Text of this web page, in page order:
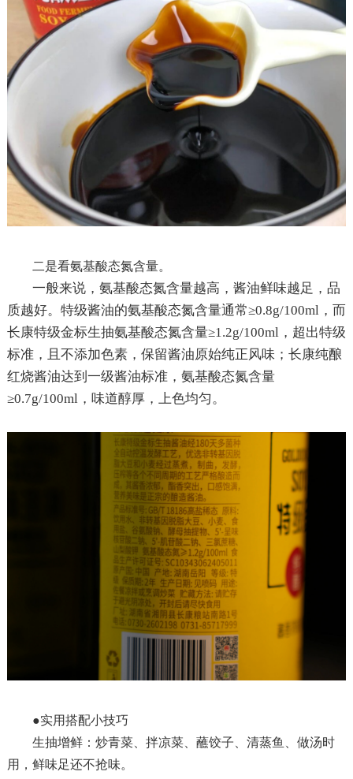
二是看氨基酸态氮含量。
一般来说，氨基酸态氮含量越高，酱油鲜味越足，品
质越好。特级酱油的氨基酸态氮含量通常≥0.8g/100ml，而
长康特级金标生抽氨基酸态氮含量≥1.2g/100ml，超出特级
标准，且不添加色素，保留酱油原始纯正风味；长康纯酿
红烧酱油达到一级酱油标准，氨基酸态氮含量
≥0.7g/100ml，味道醇厚，上色均匀。
●实用搭配小技巧
生抽增鲜：炒青菜、拌凉菜、蘸饺子、清蒸鱼、做汤时
用，鲜味足还不抢味。